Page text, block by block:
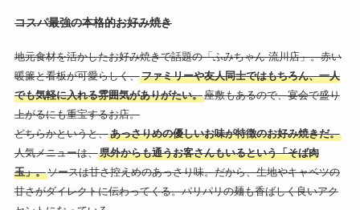
コスパ最強の本格的お好み焼き
地元食材を活かしたお好み焼きで話題の「ふみちゃん 流川店」。赤い
暖簾と看板が可愛らしく、ファミリーや友人同士ではもちろん、一人
でも気軽に入れる雰囲気がありがたい。座敷もあるので、宴会で盛り
上がるにも重宝するお店。
どちらかというと、あっさりめの優しいお味が特徴のお好み焼きだ。
人気メニューは、県外からも通うお客さんもいるという「そば肉
玉」。ソースは甘さ控えめのあっさり味。だから、生地やキャベツの
甘さがダイレクトに伝わってくる。パリパリの麺も香ばしく良いアク